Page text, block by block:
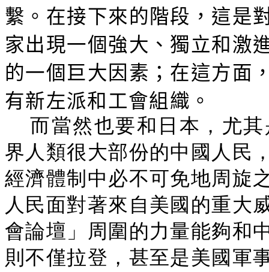
繫。在接下來的階段，這是
家出現一個強大、獨立和激
的一個巨大因素；在這方面
有新左派和工會組織。
而當然也要和日本，尤
界人類很大部份的中國人民
經濟體制中必不可免地周旋
人民面對著來自美國的重大
會論壇」周圍的力量能夠和
則不僅拉登，甚至是美國軍